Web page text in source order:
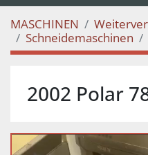
MASCHINEN
Schneidemaschinen
2002 Polar